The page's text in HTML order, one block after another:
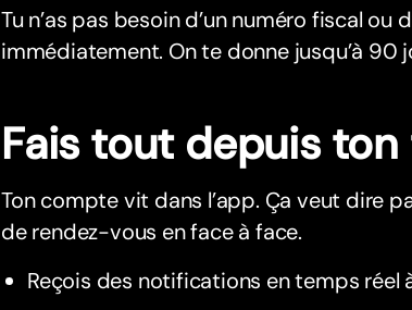
Tu n’as pas besoin d’un numéro fiscal
immédiatement. On te donne jusqu’à 90
Fais tout depuis
Ton compte vit dans l’app. Ça veut dire
de rendez-vous en face à face.
Reçois des notifications en temps réel